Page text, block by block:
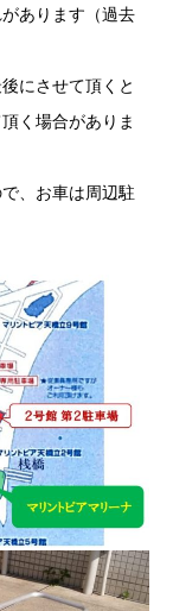
あります（過去
にさせて頂くと
く場合がありま
、お車は周辺駐